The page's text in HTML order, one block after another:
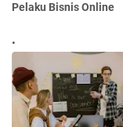
Pelaku Bisnis Online